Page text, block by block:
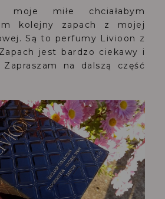
moje miłe chciałabym
kolejny zapach z mojej
Są to perfumy Livioon z
jest bardzo ciekawy i
na dalszą część